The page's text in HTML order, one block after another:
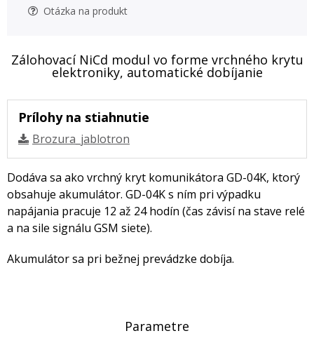
Otázka na produkt
Zálohovací NiCd modul vo forme vrchného krytu
elektroniky, automatické dobíjanie
Prílohy na stiahnutie
Brozura_jablotron
Dodáva sa ako vrchný kryt komunikátora GD-04K, ktorý
obsahuje akumulátor. GD-04K s ním pri výpadku
napájania pracuje 12 až 24 hodín (čas závisí na stave relé
a na sile signálu GSM siete).
Akumulátor sa pri bežnej prevádzke dobíja.
Parametre